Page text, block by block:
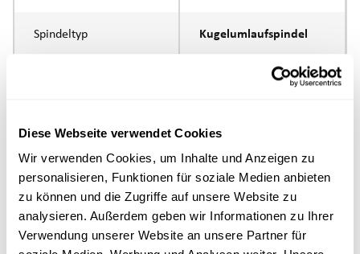
Diese Webseite verwendet Cookies
Wir verwenden Cookies, um Inhalte und Anzeigen zu
personalisieren, Funktionen für soziale Medien anbieten
zu können und die Zugriffe auf unsere Website zu
analysieren. Außerdem geben wir Informationen zu Ihrer
Verwendung unserer Website an unsere Partner für
Spindeltyp Kugelumlaufspindel
Innengewinde M10
Positioniergenauigkeit +/- 0.1 mm